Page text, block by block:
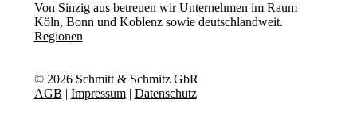
Von Sinzig aus betreuen wir Unternehmen im Raum
Köln, Bonn und Koblenz sowie deutschlandweit.
Regionen
© 2026Schmitt & Schmitz GbR
AGB | Impressum| Datenschutz